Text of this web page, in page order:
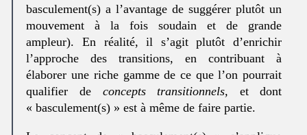
basculement(s) a l’avantage de suggérer plutôt un
mouvement à la fois soudain et de grande
ampleur). En réalité, il s’agit plutôt d’enrichir
l’approche des transitions, en contribuant à
élaborer une riche gamme de ce que l’on pourrait
qualifier de concepts transitionnels, et dont
« basculement(s) » est à même de faire partie.